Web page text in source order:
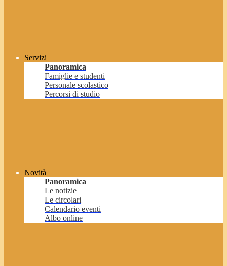
Servizi
Panoramica
Famiglie e studenti
Personale scolastico
Percorsi di studio
Novità
Panoramica
Le notizie
Le circolari
Calendario eventi
Albo online